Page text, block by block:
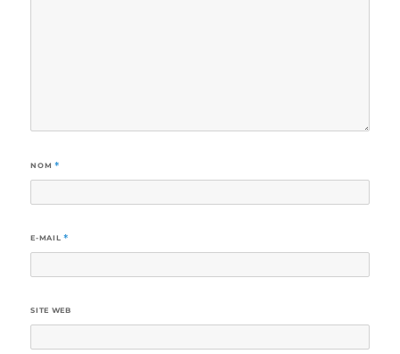
NOM *
E-MAIL *
SITE WEB